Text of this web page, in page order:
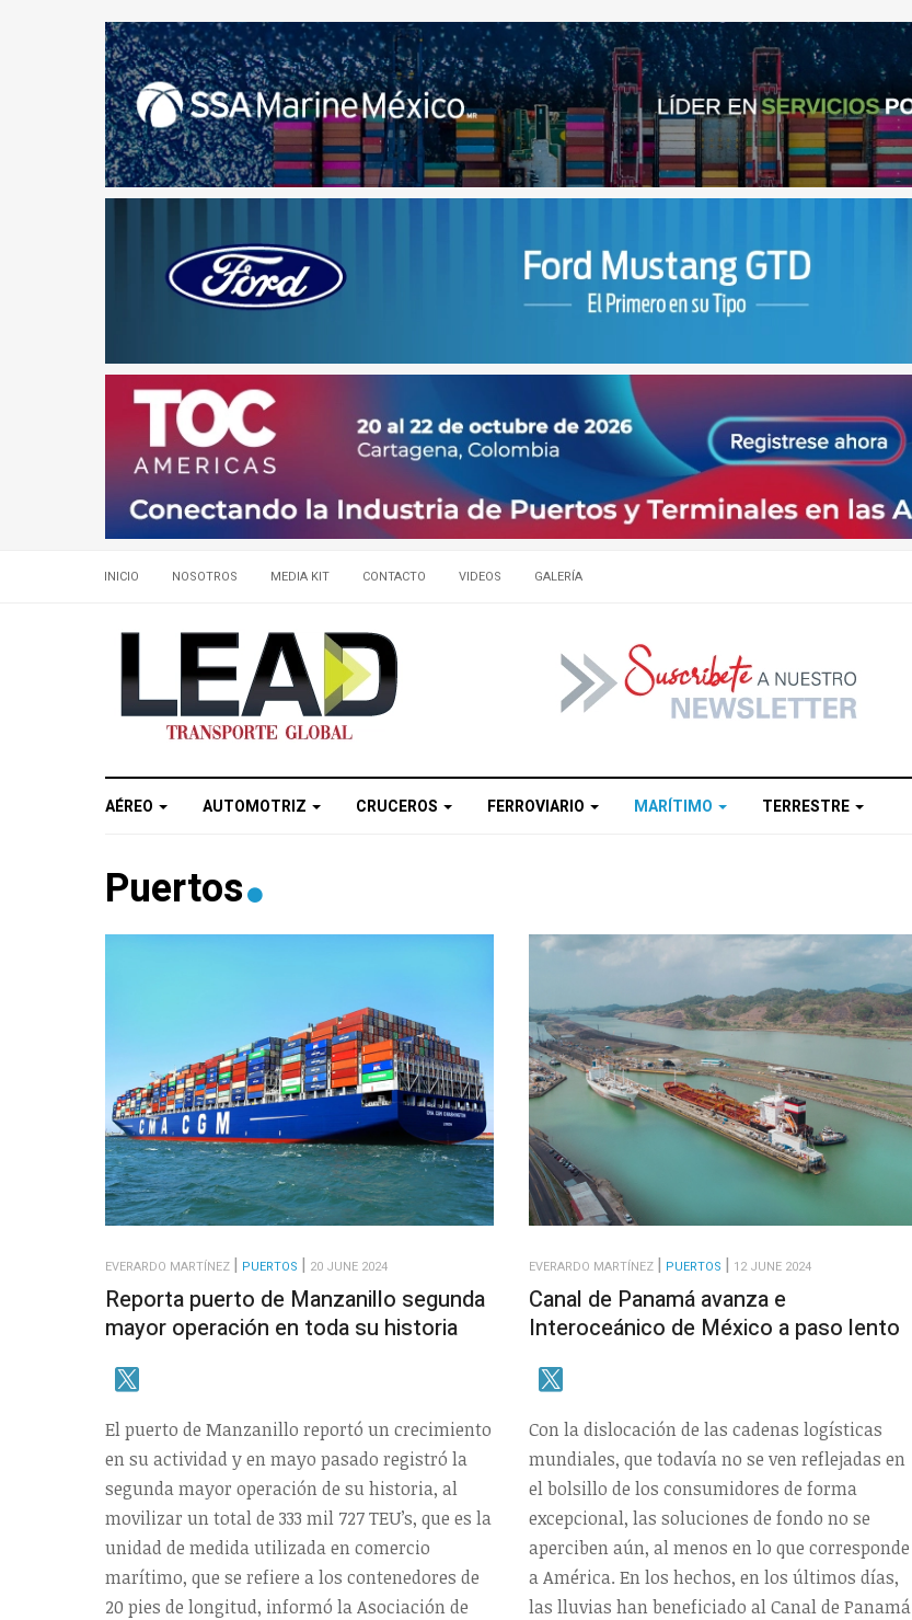
INICIO NOSOTROS MEDIA KIT CONTACTO VIDEOS GALERÍA
AÉREO AUTOMOTRIZ CRUCEROS FERROVIARIO MARÍTIMO TERRESTRE
Puertos
EVERARDO MARTÍNEZ PUERTOS 20 JUNE 2024
Reporta puerto de Manzanillo segunda
mayor operación en toda su historia
El puerto de Manzanillo reportó un crecimiento
en su actividad y en mayo pasado registró la
segunda mayor operación de su historia, al
movilizar un total de 333 mil 727 TEU’s, que es la
unidad de medida utilizada en comercio
marítimo, que se refiere a los contenedores de
20 pies de longitud, informó la Asociación de
EVERARDO MARTÍNEZ PUERTOS 12 JUNE 2024
Canal de Panamá avanza e
Interoceánico de México a paso lento
Con la dislocación de las cadenas logísticas
mundiales, que todavía no se ven reflejadas en
el bolsillo de los consumidores de forma
excepcional, las soluciones de fondo no se
aperciben aún, al menos en lo que corresponde
a América. En los hechos, en los últimos días,
las lluvias han beneficiado al Canal de Panamá